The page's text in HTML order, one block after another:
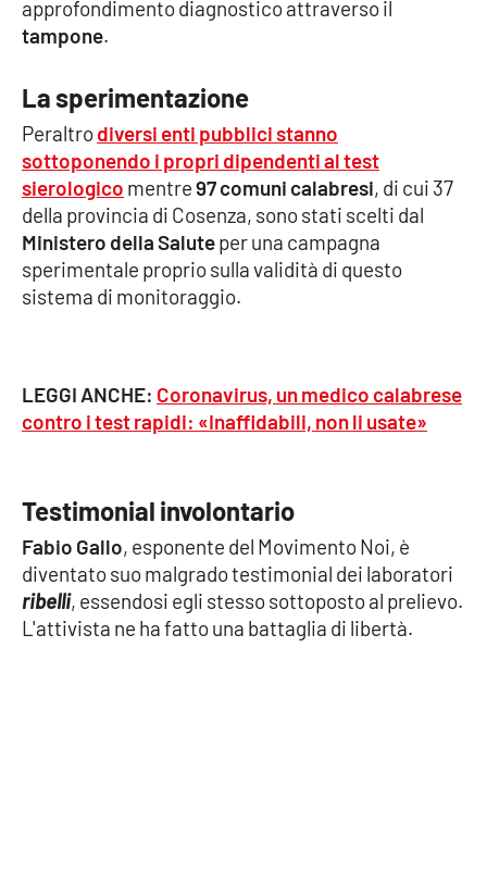
Catanzaro
Crotone
Vibo Valentia
Reggio Calabria
Lamezia Terme
Buona Sanità Calabria
LA
CALABRIAVISIONE
approfondimento diagnostico attraverso il
tampone.
La sperimentazione
Peraltrodiversi enti pubblici stanno
sottoponendo i propri dipendenti al test
sierologico mentre97 comuni calabresi, di cui 37
della provincia di Cosenza, sono stati scelti dal
Ministero della Saluteper una campagna
sperimentale proprio sulla validità di questo
sistema di monitoraggio.
LEGGI ANCHE: Coronavirus, un medico calabrese
contro i test rapidi: «Inaffidabili, non li usate»
Testimonial involontario
Fabio Gallo, esponente del Movimento Noi, è
diventato suo malgrado testimonial dei laboratori
ribelli, essendosi egli stesso sottoposto al prelievo.
L'attivista ne ha fatto una battaglia di libertà.